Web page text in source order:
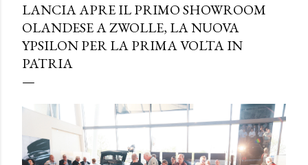
LANCIA APRE IL PRIMO SHOWROOM
OLANDESE A ZWOLLE, LA NUOVA
YPSILON PER LA PRIMA VOLTA IN
PATRIA